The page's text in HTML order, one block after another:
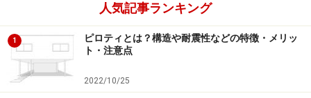
人気記事ランキング
1
ピロティとは？構造や耐震性などの特徴・メリッ
ト・注意点
2022/10/25